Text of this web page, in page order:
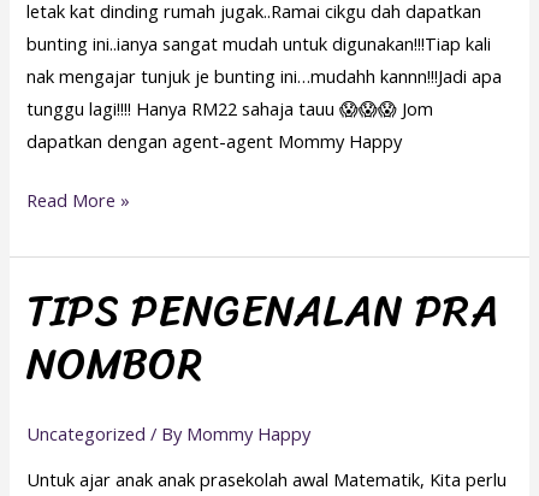
letak kat dinding rumah jugak..Ramai cikgu dah dapatkan
bunting ini..ianya sangat mudah untuk digunakan!!!Tiap kali
nak mengajar tunjuk je bunting ini…mudahh kannn!!!Jadi apa
tunggu lagi!!!! Hanya RM22 sahaja tauu 😱😱😱 Jom
dapatkan dengan agent-agent Mommy Happy
Read More »
TIPS PENGENALAN PRA
NOMBOR
Uncategorized / By Mommy Happy
Untuk ajar anak anak prasekolah awal Matematik, Kita perlu
TIPS
PENGENALAN
PRA